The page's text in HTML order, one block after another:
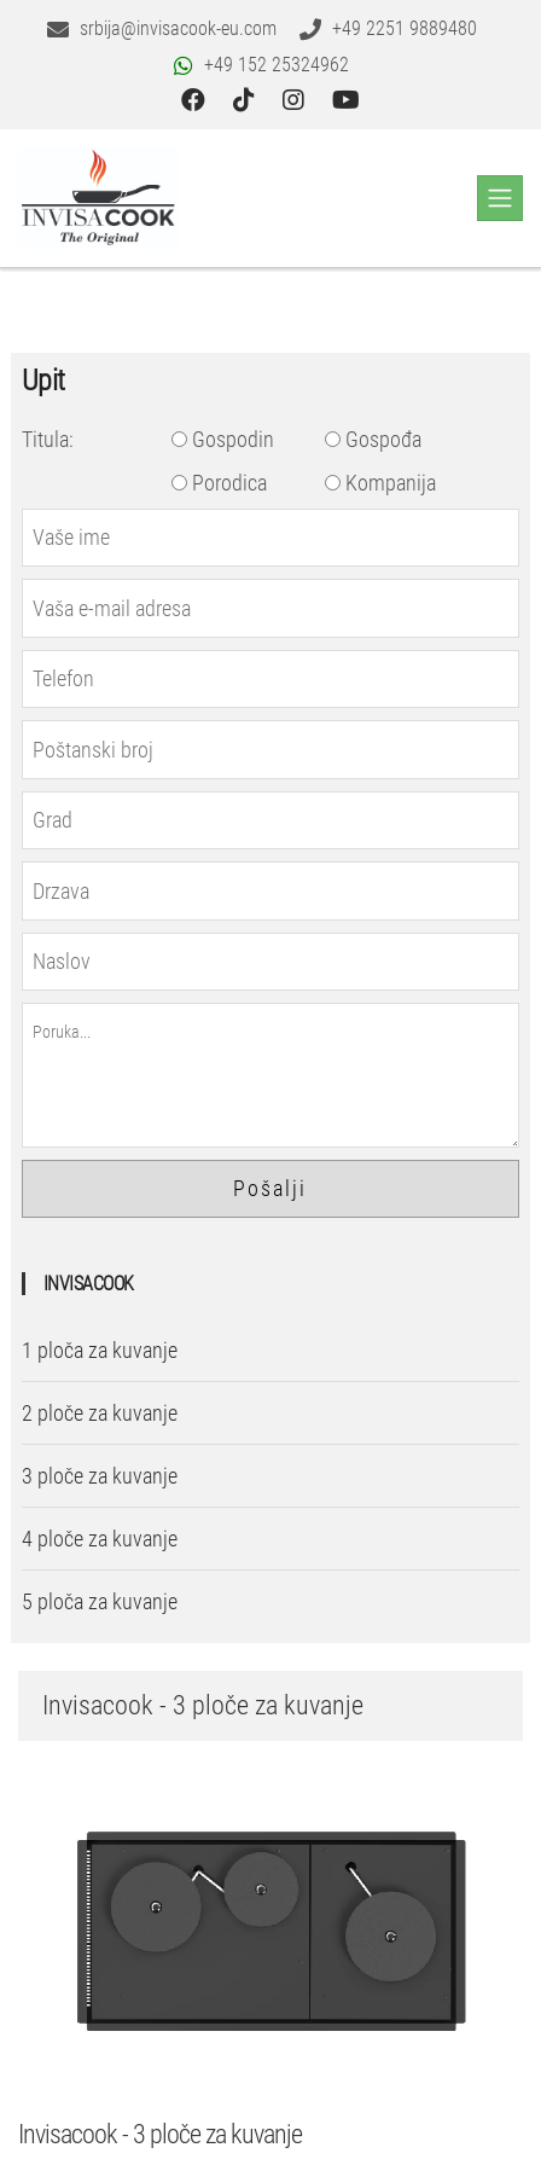
srbija@invisacook-eu.com
+49 2251 9889480
+49 152 25324962
Upit
Titula: Gospodin
Gospođa
Porodica
Kompanija
INVISACOOK
1 ploča za kuvanje
2 ploče za kuvanje
3 ploče za kuvanje
4 ploče za kuvanje
5 ploča za kuvanje
Invisacook - 3 ploče za kuvanje
Invisacook - 3 ploče za kuvanje